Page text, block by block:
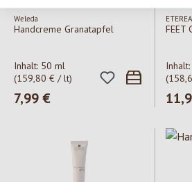
Weleda
Handcreme Granatapfel
Inhalt: 50 ml
(159,80 € / lt)
Regulärer Preis:
7,99 €
FEET
Inhalt: